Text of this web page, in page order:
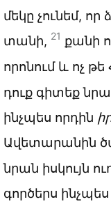
մեկը չունեմ,
տանի, 21 քանի
որոնում և ոչ
դուք գիտեք
ինչպես որդին
Ավետարանին
նրան իսկույն
գործերս ինչպես